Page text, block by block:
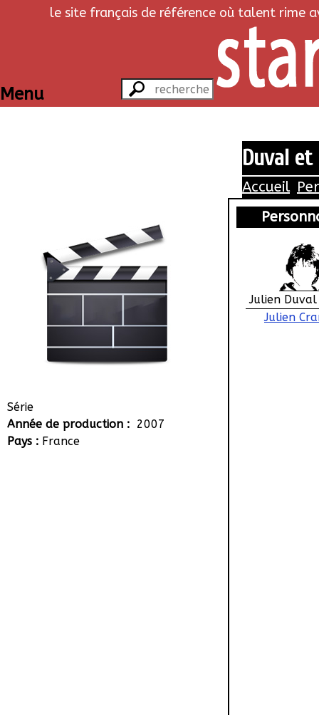
le site français de référence où talent rime
Menu
Série
Année de production : 2007
Pays : France
Duval
Accueil
Julien Duval
Julien